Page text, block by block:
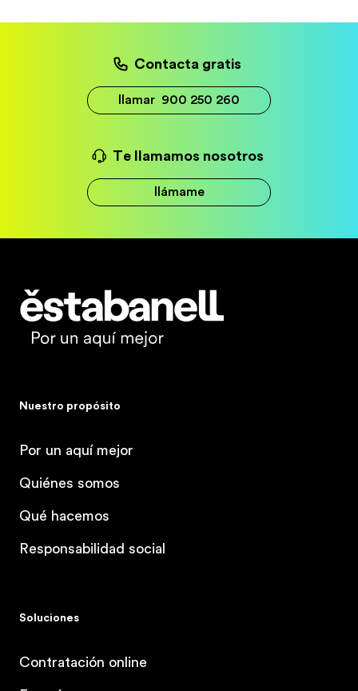
Contacta gratis
llamar 900 250 260
Te llamamos nosotros
llámame
Estabanell
Nuestro propósito
Por un aquí mejor
Quiénes somos
Qué hacemos
Responsabilidad social
Soluciones
Contratación online